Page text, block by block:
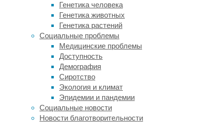
Генетика человека
Генетика животных
Генетика растений
Социальные проблемы
Медицинские проблемы
Доступность
Демография
Сиротство
Экология и климат
Эпидемии и пандемии
Социальные новости
Новости благотворительности
защиты
патогенных
микроорганизмов.
Команда
ученых
из
Грацкого
университета
(Австрия)